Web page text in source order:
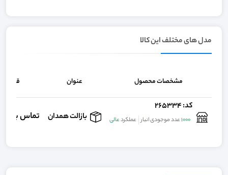
مدل های مختلف این کالا
مشخصات محصول عنوان قیمت
کد: 265334
1000عدد موجودی انبار عملکردعالی بازالت همدان تماس